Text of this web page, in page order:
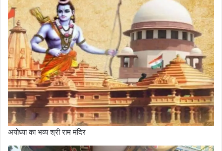
अयोध्या का भव्य श्री राम मंदिर